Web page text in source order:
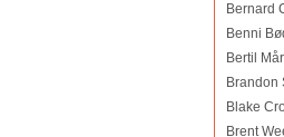
Bernard
Benni
Bertil
Brandon
Blake
Brent